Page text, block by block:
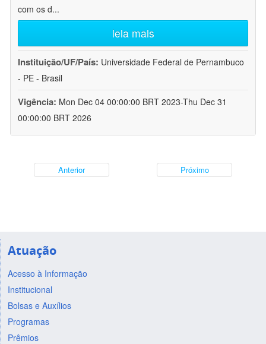
com os d...
leia mais
Instituição/UF/País: Universidade Federal de Pernambuco
- PE - Brasil
Vigência: Mon Dec 04 00:00:00 BRT 2023-Thu Dec 31
00:00:00 BRT 2026
Anterior Próximo
Atuação
Acesso à Informação
Institucional
Bolsas e Auxílios
Programas
Prêmios